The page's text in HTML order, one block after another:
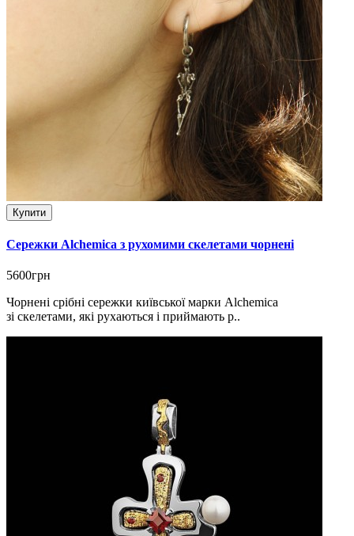
Купити
Сережки Alchemica з рухомими скелетами чорнені
5600грн
Чорнені срібні сережки київської марки Alchemica
зі скелетами, які рухаються і приймають р..